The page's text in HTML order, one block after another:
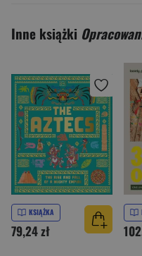
Inne książki
KSIĄŻKA
79,24 zł